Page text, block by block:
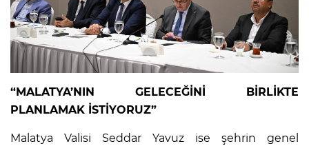
“MALATYA’NIN GELECEĞİNİ BİRLİKTE
PLANLAMAK İSTİYORUZ”
Malatya Valisi Seddar Yavuz ise şehrin genel